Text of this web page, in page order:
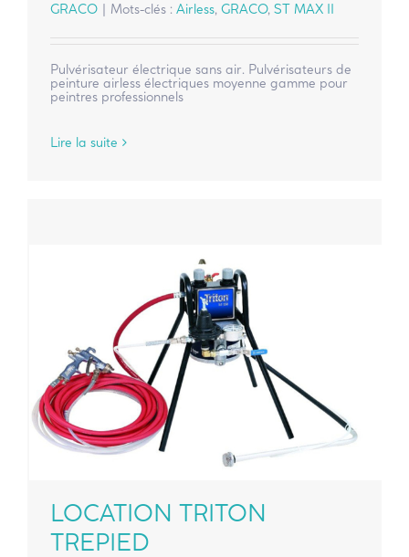
GRACO
Mots-clés : Airless, GRACO, ST MAX II
Pulvérisateur électrique sans air. Pulvérisateurs de
peinture airless électriques moyenne gamme pour
peintres professionnels
Lire la suite
LOCATION TRITON
TREPIED